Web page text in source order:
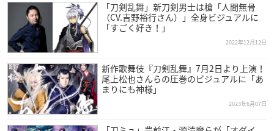
うらぶ
— 刀剣乱舞ONLINE【運営】 (@TOUKEN_STAFF)Decembe
r 13, 2022
(4/5)
「散歩」には、「チャレンジ」と「今週の散歩」がありま
す。「チャレンジ」の条件を達成すると散歩Lvが上昇しま
す。また、「今週の散歩」の条件を達成すると報酬として
「刀剣乱舞」新刀剣男士は槍「人間無骨
（CV.吉野裕行さん）」全身ビジュアルに
「すごく好き！」
2022年12月12日
新作歌舞伎『刀剣乱舞』7月2日より上演！
尾上松也さんらの圧巻のビジュアルに「あ
まりにも神様」
2023年6月07日